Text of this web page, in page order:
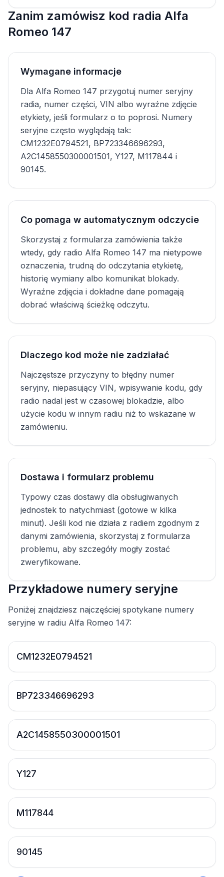
Zanim zamówisz kod radia Alfa
Romeo 147
Wymagane informacje
Dla Alfa Romeo 147 przygotuj numer seryjny
radia, numer części, VIN albo wyraźne zdjęcie
etykiety, jeśli formularz o to poprosi. Numery
seryjne często wyglądają tak:
CM1232E0794521, BP723346696293,
A2C1458550300001501, Y127, M117844 i
90145.
Co pomaga w automatycznym odczycie
Skorzystaj z formularza zamówienia także
wtedy, gdy radio Alfa Romeo 147 ma nietypowe
oznaczenia, trudną do odczytania etykietę,
historię wymiany albo komunikat blokady.
Wyraźne zdjęcia i dokładne dane pomagają
dobrać właściwą ścieżkę odczytu.
Dlaczego kod może nie zadziałać
Najczęstsze przyczyny to błędny numer
seryjny, niepasujący VIN, wpisywanie kodu, gdy
radio nadal jest w czasowej blokadzie, albo
użycie kodu w innym radiu niż to wskazane w
zamówieniu.
Dostawa i formularz problemu
Typowy czas dostawy dla obsługiwanych
jednostek to natychmiast (gotowe w kilka
minut). Jeśli kod nie działa z radiem zgodnym z
danymi zamówienia, skorzystaj z formularza
problemu, aby szczegóły mogły zostać
zweryfikowane.
Przykładowe numery seryjne
Poniżej znajdziesz najczęściej spotykane numery
seryjne w radiu Alfa Romeo 147:
CM1232E0794521
BP723346696293
A2C1458550300001501
Y127
M117844
90145